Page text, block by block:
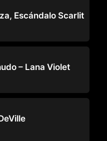
Escándalo Scarlit
– Lana Violet